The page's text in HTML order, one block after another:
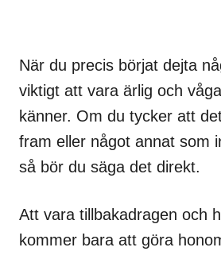
När du precis börjat dejta
viktigt att vara ärlig och
känner. Om du tycker att
fram eller något annat som
så bör du säga det direkt.
Att vara tillbakadragen och
kommer bara att göra